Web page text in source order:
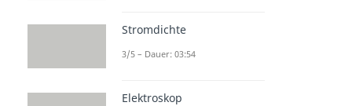
Stromdichte
3/5 – Dauer: 03:54
Elektroskop